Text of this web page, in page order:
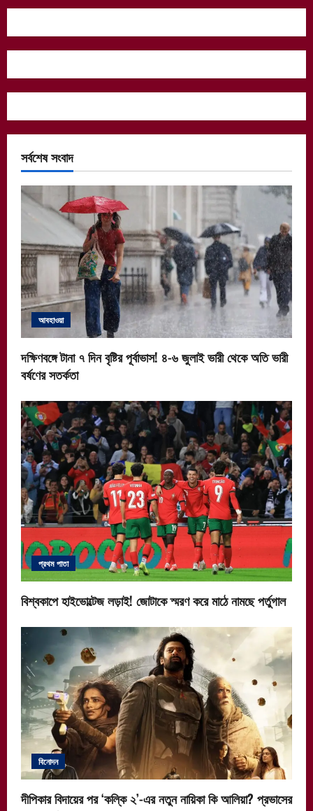
সর্বশেষ সংবাদ
আবহাওয়া
দক্ষিণবঙ্গে টানা ৭ দিন বৃষ্টির পূর্বাভাস! ৪-৬ জুলাই ভারী থেকে অতি ভারী
বর্ষণের সতর্কতা
প্রথম পাতা
বিশ্বকাপে হাইভোল্টেজ লড়াই! জোটাকে স্মরণ করে মাঠে নামছে পর্তুগাল
বিনোদন
দীপিকার বিদায়ের পর ‘কল্কি ২’-এর নতুন নায়িকা কি আলিয়া? প্রভাসের